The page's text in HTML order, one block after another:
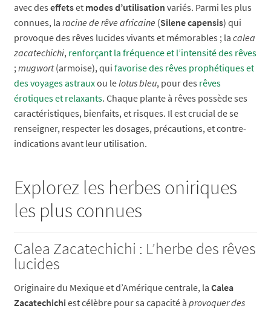
avec des effetset modes d’utilisation variés. Parmi les plus
connues, la racine de rêve africaine (Silene capensis) qui
provoque des rêves lucides vivants et mémorables ; la calea
zacatechichi, renforçant la fréquence et l’intensité des rêves
; mugwort(armoise), qui favorise des rêves prophétiques et
des voyages astrauxou lelotus bleu, pour des rêves
érotiques et relaxants. Chaque plante à rêves possède ses
caractéristiques, bienfaits, et risques. Il est crucial de se
renseigner, respecter les dosages, précautions, et contre-
indications avant leur utilisation.
Explorez les herbes oniriques
les plus connues
Calea Zacatechichi : L’herbe des rêves
lucides
Originaire du Mexique et d’Amérique centrale, la Calea
Zacatechichi est célèbre pour sa capacité à provoquer des